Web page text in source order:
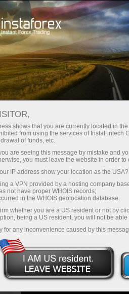
For Traders Forex
Forex TV
Error loading YouTube:
played
shows that you are currently located in
from using the services of InstaFintech
of funds, etc.
are seeing this message by mistake and
you must leave the website in order
IP address show your location as the USA?
a VPN provided by a hosting company
not have proper WHOIS records;
in the WHOIS geolocation database.
whether you are a US resident or not by
being a US resident, you will not be
for any inconvenience caused by this